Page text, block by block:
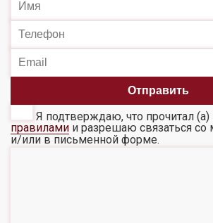
Я подтверждаю, что прочитал (а)
правилами и разрешаю связаться со
и/или в письменной форме.